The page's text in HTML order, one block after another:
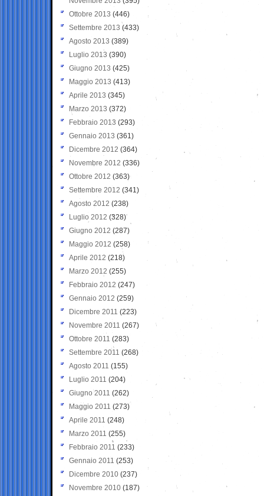
Ottobre 2013 (446)
Settembre 2013 (433)
Agosto 2013 (389)
Luglio 2013 (390)
Giugno 2013 (425)
Maggio 2013 (413)
Aprile 2013 (345)
Marzo 2013 (372)
Febbraio 2013 (293)
Gennaio 2013 (361)
Dicembre 2012 (364)
Novembre 2012 (336)
Ottobre 2012 (363)
Settembre 2012 (341)
Agosto 2012 (238)
Luglio 2012 (328)
Giugno 2012 (287)
Maggio 2012 (258)
Aprile 2012 (218)
Marzo 2012 (255)
Febbraio 2012 (247)
Gennaio 2012 (259)
Dicembre 2011 (223)
Novembre 2011 (267)
Ottobre 2011 (283)
Settembre 2011 (268)
Agosto 2011 (155)
Luglio 2011 (204)
Giugno 2011 (262)
Maggio 2011 (273)
Aprile 2011 (248)
Marzo 2011 (255)
Febbraio 2011 (233)
Gennaio 2011 (253)
Dicembre 2010 (237)
Novembre 2010 (187)